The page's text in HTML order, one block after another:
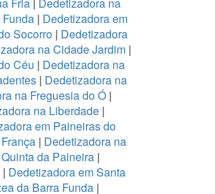
| Dedetizadora em
Socorro | Dedetizadora
na Cidade Jardim|
Céu | Dedetizadora na
| Dedetizadora na
na Freguesia do Ó |
na Liberdade |
em Paineiras do
| Dedetizadora na
da Paineira |
| Dedetizadora em Santa
da Barra Funda|